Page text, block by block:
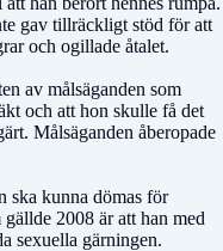
gav tillräckligt stöd för att
och ogillade åtalet.
av målsäganden som
och att hon skulle få det
Målsäganden åberopade
ska kunna dömas för
2008 är att han med
sexuella gärningen.